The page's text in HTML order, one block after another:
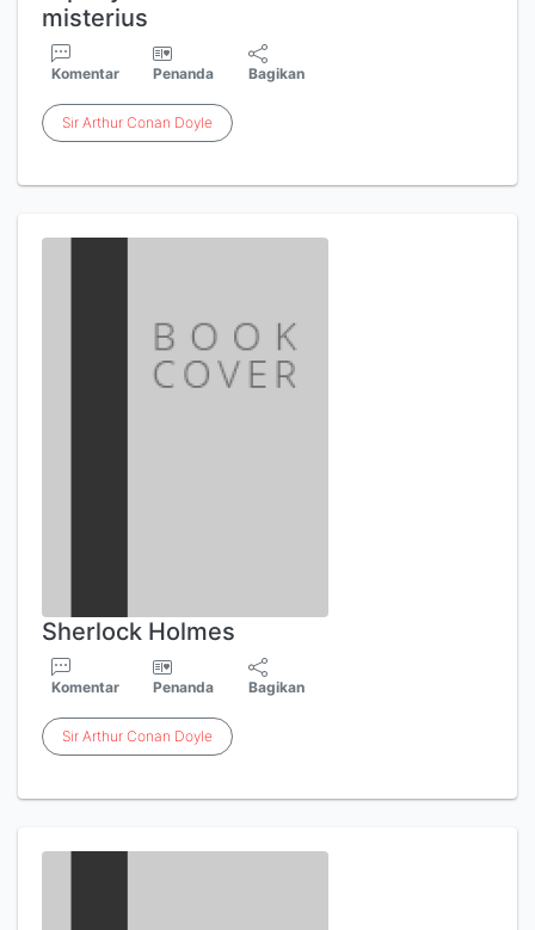
misterius
Komentar Penanda Bagikan
Sir Arthur Conan Doyle
Sherlock Holmes
Komentar Penanda Bagikan
Sir Arthur Conan Doyle